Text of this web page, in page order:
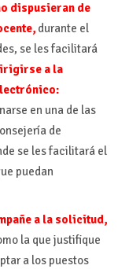
dispusieran de
durante el
se les facilitará
a la
en una de las
de
se les facilitará el
puedan
a la solicitud,
la que justifique
a los puestos